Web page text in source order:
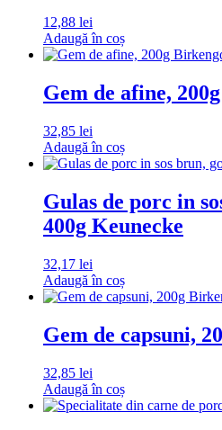
12,88 lei
Adaugă în coș
Gem de afine,
32,85 lei
Adaugă în coș
Gulas de porc in
400g Keunecke
32,17 lei
Adaugă în coș
Gem de capsuni,
32,85 lei
Adaugă în coș